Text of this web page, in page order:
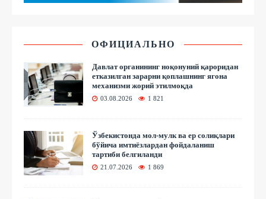
ОФИЦИАЛЬНО
Давлат органининг ноқонуний қароридан
етказилган зарарни қоплашнинг ягона
механизми жорий этилмоқда
03.08.2026 1 821
Ўзбекистонда мол-мулк ва ер солиқлари
бўйича имтиёзлардан фойдаланиш
тартиби белгиланди
21.07.2026 1 869